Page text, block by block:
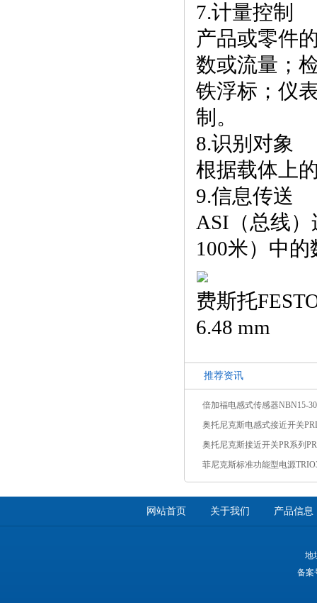
7.计量控制
产品或零件
数或流量；
铁浮标；仪
制。
8.识别对象
根据载体上
9.信息传送
ASI（总线
100米）中
费斯托
6.48 mm
推荐资讯
网站首页 关于我们 产品信息
地
备案